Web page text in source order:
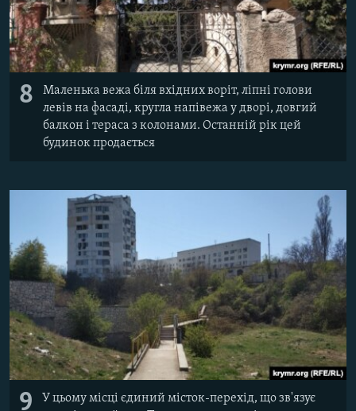
8
Маленька вежа біля вхідних воріт, ліпні голови
левів на фасаді, кругла напівежа у дворі, довгий
балкон і тераса з колонами. Останній рік цей
будинок продається
9
У цьому місці єдиний місток-перехід, що зв'язує